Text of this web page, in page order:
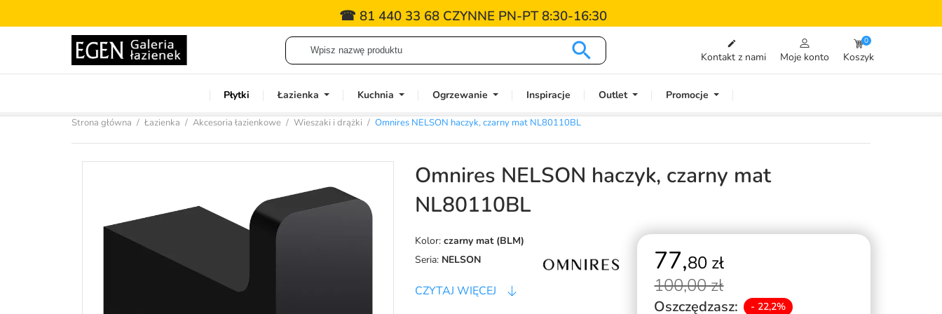
☎ 81 440 33 68 CZYNNE PN-PT 8:30-16:30
 
Kontakt z nami Moje konto Koszyk
0
Płytki Łazienka Kuchnia Ogrzewanie Inspiracje Outlet Promocje
Strona główna Łazienka Akcesoria łazienkowe Wieszaki i drążki Omnires NELSON haczyk, czarny mat NL80110BL
Omnires NELSON haczyk, czarny mat
NL80110BL
Kolor: czarny mat (BLM)
Seria: NELSON
CZYTAJ WIĘCEJ
77,80 zł
100,00 zł
Oszczędzasz: - 22,2%